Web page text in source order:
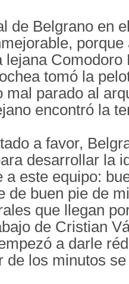
de Belgrano en
lejana Comodoro
tomó la
mal parado al
encontró la
a favor,
desarrollar la
a este equipo:
de buen pie de
que llegan
de Cristian
a darle
de los minutos